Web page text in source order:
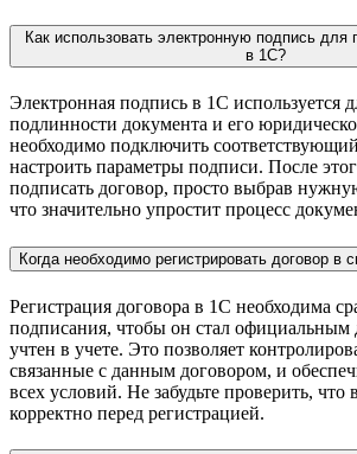
Как использовать электронную подпись для
в 1С?
Электронная подпись в 1С используется
подлинности документа и его
необходимо подключить
настроить параметры подписи. После
подписать договор, просто выбрав
что значительно упростит процесс
Когда необходимо регистрировать договор в
Регистрация договора в 1С необходима
подписания, чтобы он стал
учтен в учете. Это позволяет
связанные с данным договором, и
всех условий. Не забудьте проверить,
корректно перед регистрацией.